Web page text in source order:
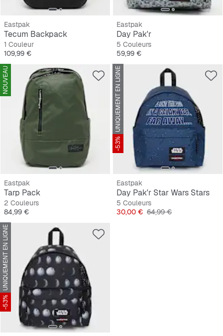
Eastpak
Tecum Backpack
1 Couleur
Prix
109,99 €
Eastpak
Day Pak'r
5 Couleurs
Prix
59,99 €
NOUVEAU
Eastpak
Tarp Pack
2 Couleurs
Prix
84,99 €
UNIQUEMENT EN LIGNE
-53%
Eastpak
Day Pak'r Star Wars Stars
5 Couleurs
Prix
30,00 € Prix original
64,99 €
UNIQUEMENT EN LIGNE
-53%